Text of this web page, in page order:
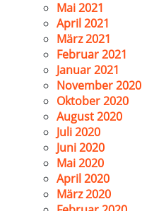
Mai 2021
April 2021
März 2021
Februar 2021
Januar 2021
November 2020
Oktober 2020
August 2020
Juli 2020
Juni 2020
Mai 2020
April 2020
März 2020